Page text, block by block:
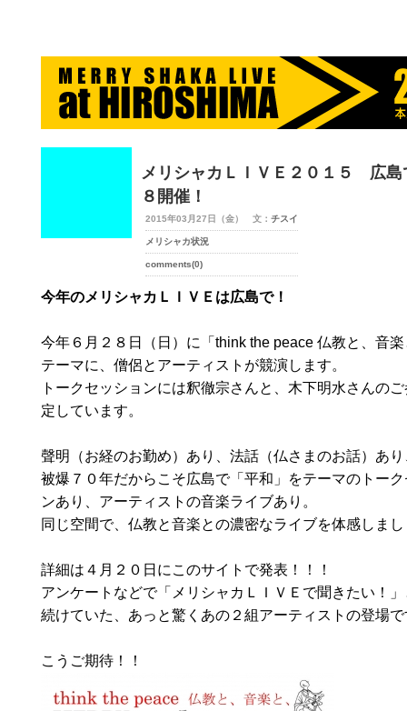
メリシャカＬＩＶＥ２０１５ 広島
８開催！
2015年03月27日（金） 文： チスイ
メリシャカ状況
comments(0)
今年のメリシャカＬＩＶＥは広島で！
今年６月２８日（日）に「think the peace 仏教と、音
テーマに、僧侶とアーティストが競演します。
トークセッションには釈徹宗さんと、木下明水さんの
定しています。
聲明（お経のお勤め）あり、法話（仏さまのお話）あ
被爆７０年だからこそ広島で「平和」をテーマのトー
ンあり、アーティストの音楽ライブあり。
同じ空間で、仏教と音楽との濃密なライブを体感しま
詳細は４月２０日にこのサイトで発表！！！
アンケートなどで「メリシャカＬＩＶＥで聞きたい！
続けていた、あっと驚くあの２組アーティストの登場
こうご期待！！